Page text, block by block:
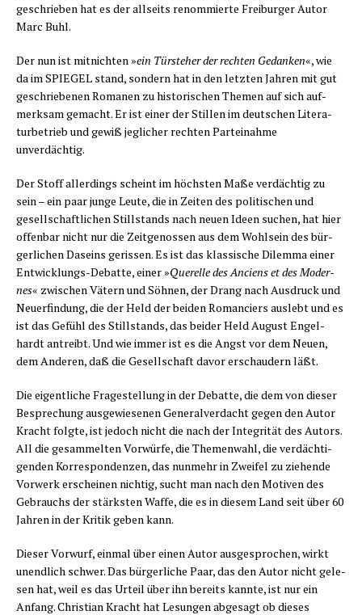
geschrie­ben hat es der all­seits renom­mier­te Frei­bur­ger Autor
Marc Buhl.
Der nun ist mit­nich­ten »ein Tür­ste­her der rech­ten Gedan­ken«, wie
da im SPIEGEL stand, son­dern hat in den letz­ten Jah­ren mit gut
geschrie­be­nen Roma­nen zu his­to­ri­schen The­men auf sich auf­
merk­sam gemacht. Er ist einer der Stil­len im deut­schen Lite­ra­
tur­be­trieb und gewiß jeg­li­cher rech­ten Par­tei­nah­me
unverdächtig.
Der Stoff aller­dings scheint im höchs­ten Maße ver­däch­tig zu
sein – ein paar jun­ge Leu­te, die in Zei­ten des poli­ti­schen und
gesell­schaft­li­chen Still­stands nach neu­en Ideen suchen, hat hier
offen­bar nicht nur die Zeit­ge­nos­sen aus dem Wohl­sein des bür­
ger­li­chen Daseins geris­sen. Es ist das klas­si­sche Dilem­ma einer
Ent­wick­lungs-Debat­te, einer »Que­rel­le des Anci­ens et des Moder­
nes« zwi­schen Vätern und Söh­nen, der Drang nach Aus­druck und
Neu­erfin­dung, die der Held der bei­den Roman­ciers aus­lebt und es
ist das Gefühl des Still­stands, das bei­der Held August Engel­
hardt antreibt. Und wie immer ist es die Angst vor dem Neu­en,
dem Ande­ren, daß die Gesell­schaft davor erschau­dern läßt.
Die eigent­li­che Fra­ge­stel­lung in der Debat­te, die dem von die­ser
Bespre­chung aus­ge­wie­se­nen Gene­ral­ver­dacht gegen den Autor
Kracht folg­te, ist jedoch nicht die nach der Inte­gri­tät des Autors.
All die gesam­mel­ten Vor­wür­fe, die The­men­wahl, die ver­däch­ti­
gen­den Kor­re­spon­den­zen, das nun­mehr in Zwei­fel zu zie­hen­de
Vor­werk erschei­nen nich­tig, sucht man nach den Moti­ven des
Gebrauchs der stärks­ten Waf­fe, die es in die­sem Land seit über 60
Jah­ren in der Kri­tik geben kann.
Die­ser Vor­wurf, ein­mal über einen Autor aus­ge­spro­chen, wirkt
unend­lich schwer. Das bür­ger­li­che Paar, das den Autor nicht gele­
sen hat, weil es das Urteil über ihn bereits kann­te, ist nur ein
Anfang. Chris­ti­an Kracht hat Lesun­gen abge­sagt ob die­ses